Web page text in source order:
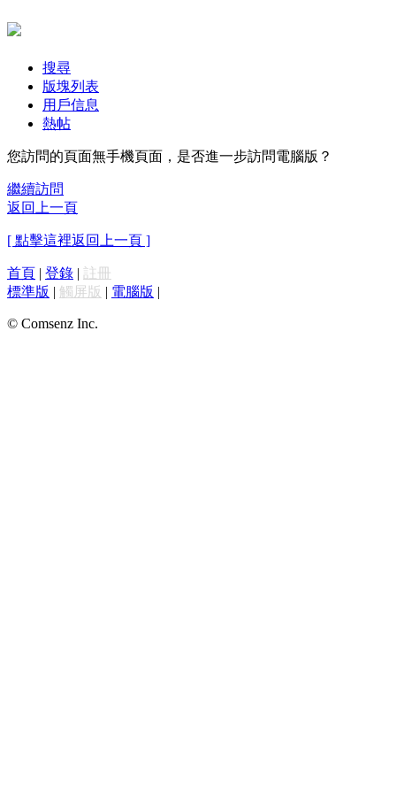
搜尋
版塊列表
用戶信息
熱帖
您訪問的頁面無手機頁面，是否進一步訪問電腦版？
繼續訪問
返回上一頁
[ 點擊這裡返回上一頁 ]
首頁 | 登錄 | 註冊
標準版 | 觸屏版 | 電腦版 |
© Comsenz Inc.